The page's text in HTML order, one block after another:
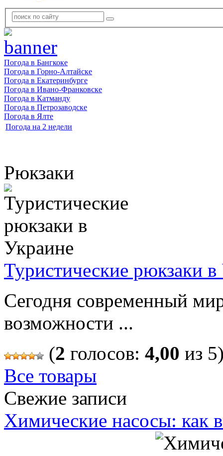
Погода в Бангкоке
Погода в Горно-Алтайске
Погода в Екатеринбурге
Погода в Ивано-Франковске
Погода в Катманду
Погода в Петрозаводске
Погода в Ялте
Погода на 2 недели
Рюкзаки
Туристические рюкзаки
Сегодня современный
возможности ...
(2 голосов: 4,00 из
Все товары
Свежие записи
Химические насосы: как